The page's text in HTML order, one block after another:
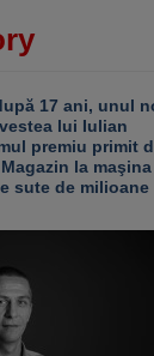
17 ani, unul
lui Iulian
premiu primit
la maşina
sute de milioane